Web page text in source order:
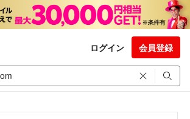
ログイン 会員登録